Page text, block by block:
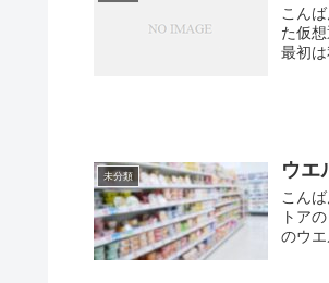
こん
た仮
最初
未分類 ウエ
こん
トア
のウ